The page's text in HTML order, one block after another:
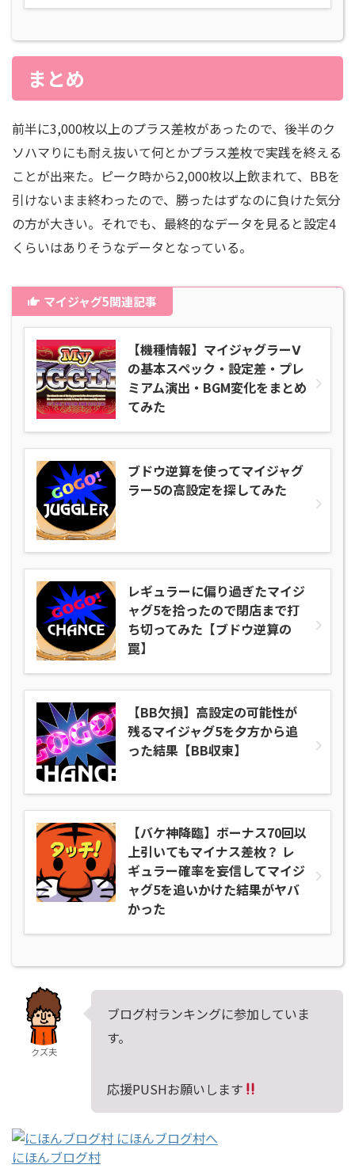
まとめ
前半に3,000枚以上のプラス差枚があったので、後半のク
ソハマりにも耐え抜いて何とかプラス差枚で実践を終える
ことが出来た。ピーク時から2,000枚以上飲まれて、BBを
引けないまま終わったので、勝ったはずなのに負けた気分
の方が大きい。それでも、最終的なデータを見ると設定4
くらいはありそうなデータとなっている。
マイジャグ5関連記事
【機種情報】マイジャグラーⅤ
の基本スペック・設定差・プレ
ミアム演出・BGM変化をまとめ
てみた
ブドウ逆算を使ってマイジャグ
ラー5の高設定を探してみた
レギュラーに偏り過ぎたマイジ
ャグ5を拾ったので閉店まで打
ち切ってみた【ブドウ逆算の
罠】
【BB欠損】高設定の可能性が
残るマイジャグ5を夕方から追
った結果【BB収束】
【バケ神降臨】ボーナス70回以
上引いてもマイナス差枚？ レ
ギュラー確率を妄信してマイジ
ャグ5を追いかけた結果がヤバ
かった
クズ夫
ブログ村ランキングに参加していま
す。
応援PUSHお願いします
にほんブログ村